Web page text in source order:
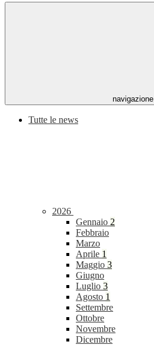
navigazione
Tutte le news
2026
Gennaio 2
Febbraio
Marzo
Aprile 1
Maggio 3
Giugno
Luglio 3
Agosto 1
Settembre
Ottobre
Novembre
Dicembre